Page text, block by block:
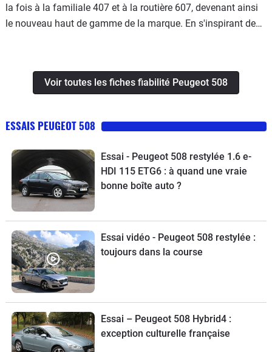
la fois à la familiale 407 et à la routière 607, devenant ainsi
le nouveau haut de gamme de la marque. En s'inspirant des
Voir toutes les fiches fiabilité Peugeot 508
ESSAIS PEUGEOT 508
Essai - Peugeot 508 restylée 1.6 e-
HDI 115 ETG6 : à quand une vraie
bonne boîte auto ?
Essai vidéo - Peugeot 508 restylée :
toujours dans la course
Essai – Peugeot 508 Hybrid4 :
exception culturelle française